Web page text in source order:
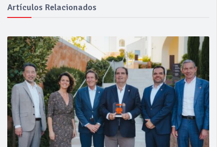
Artículos Relacionados